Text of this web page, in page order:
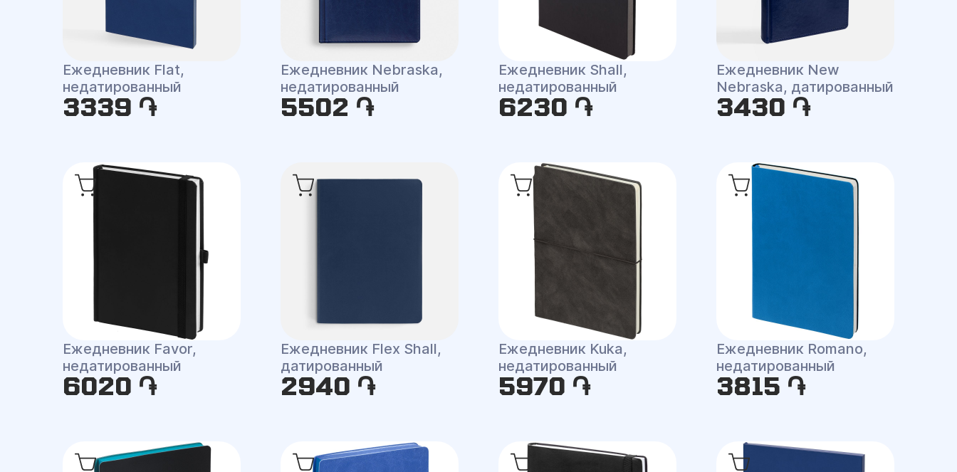
Ежедневник Flat,
недатированный
3339 ֏
Ежедневник Nebraska,
недатированный
5502 ֏
Ежедневник Shall,
недатированный
6230 ֏
Ежедневник New
Nebraska, датированный
3430 ֏
Ежедневник Favor,
недатированный
6020 ֏
Ежедневник Flex Shall,
датированный
2940 ֏
Ежедневник Kuka,
недатированный
5970 ֏
Ежедневник Romano,
недатированный
3815 ֏